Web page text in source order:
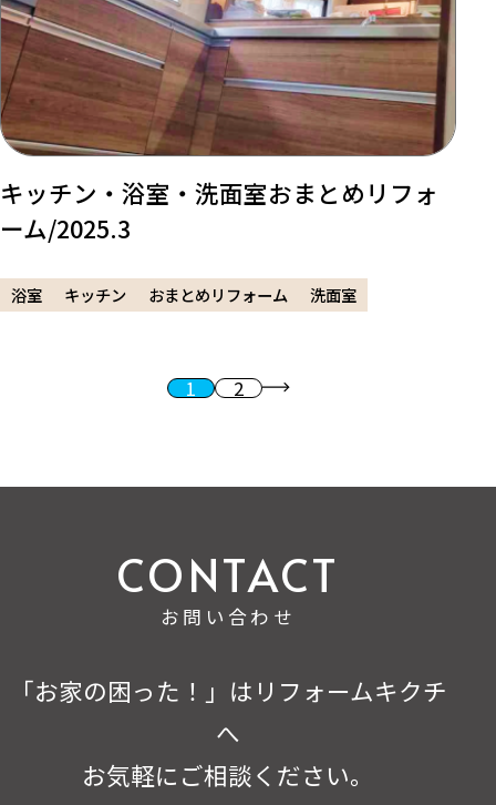
キッチン・浴室・洗面室おまとめリフォ
ーム/2025.3
浴室 キッチン おまとめリフォーム 洗面室
1 2 次へ
お問い合わせ
「お家の困った！」はリフォームキクチ
へ
お気軽にご相談ください。